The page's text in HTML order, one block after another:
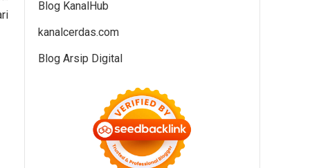
Blog KanalHub
kanalcerdas.com
Blog Arsip Digital